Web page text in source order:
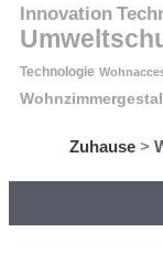
Innovation
Technologie
Zuhause >